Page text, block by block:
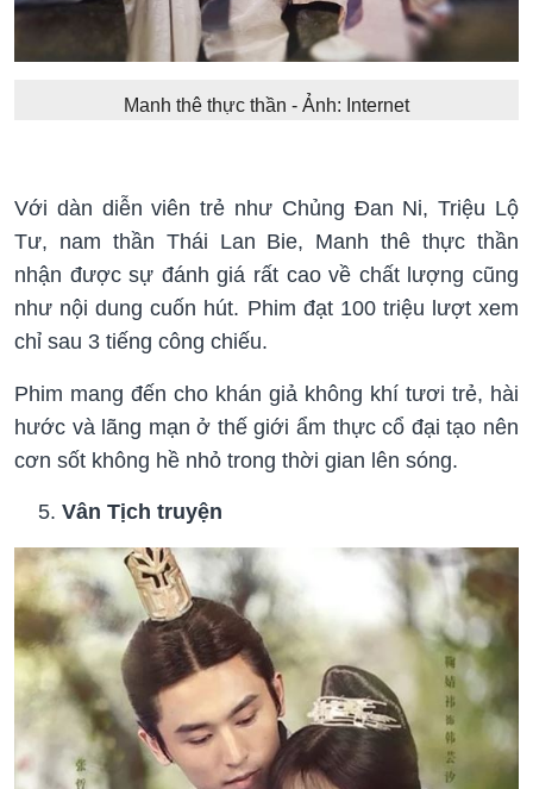
Manh thê thực thần - Ảnh: Internet
Với dàn diễn viên trẻ như Chủng Đan Ni, Triệu Lộ
Tư, nam thần Thái Lan Bie, Manh thê thực thần
nhận được sự đánh giá rất cao về chất lượng cũng
như nội dung cuốn hút. Phim đạt 100 triệu lượt xem
chỉ sau 3 tiếng công chiếu.
Phim mang đến cho khán giả không khí tươi trẻ, hài
hước và lãng mạn ở thế giới ẩm thực cổ đại tạo nên
cơn sốt không hề nhỏ trong thời gian lên sóng.
Vân Tịch truyện